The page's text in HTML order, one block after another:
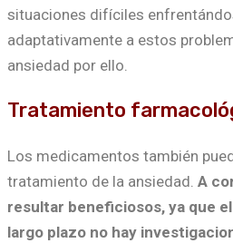
situaciones difíciles
adaptativamente a estos
ansiedad por ello.
Tratamiento
Los medicamentos también
tratamiento de la ansiedad. A
resultar beneficiosos, ya que
largo plazo no hay